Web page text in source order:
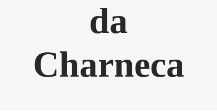
da
Charneca